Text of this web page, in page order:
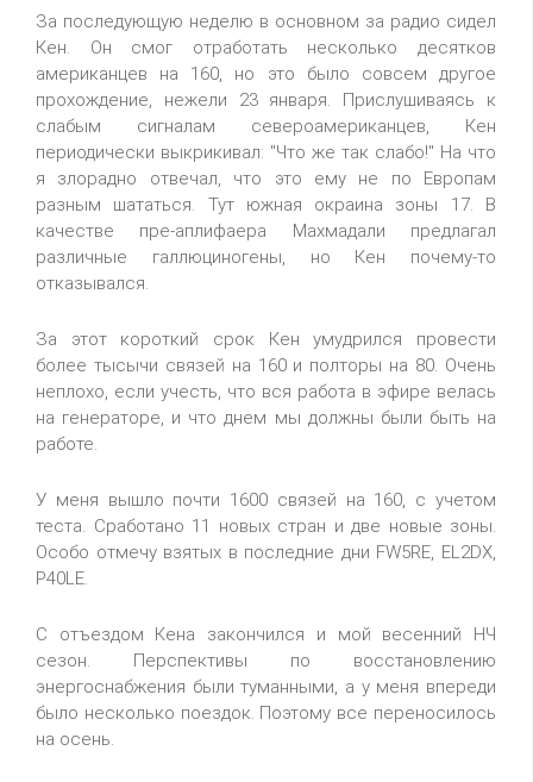
За последующую неделю в основном за радио сидел
Кен. Он смог отработать несколько десятков
американцев на 160, но это было совсем другое
прохождение, нежели 23 января. Прислушиваясь к
слабым сигналам североамериканцев, Кен
периодически выкрикивал: "Что же так слабо!" На что
я злорадно отвечал, что это ему не по Европам
разным шататься. Тут южная окраина зоны 17. В
качестве пре-аплифаера Махмадали предлагал
различные галлюциногены, но Кен почему-то
отказывался.
За этот короткий срок Кен умудрился провести
более тысычи связей на 160 и полторы на 80. Очень
неплохо, если учесть, что вся работа в эфире велась
на генераторе, и что днем мы должны были быть на
работе.
У меня вышло почти 1600 связей на 160, с учетом
теста. Сработано 11 новых стран и две новые зоны.
Особо отмечу взятых в последние дни FW5RE, EL2DX,
P40LE.
С отъездом Кена закончился и мой весенний НЧ
сезон. Перспективы по восстановлению
энергоснабжения были туманными, а у меня впереди
было несколько поездок. Поэтому все переносилось
на осень.